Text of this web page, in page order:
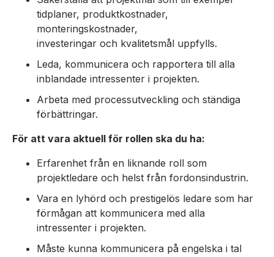
tidplaner, produktkostnader,
monteringskostnader,
investeringar och kvalitetsmål uppfylls.
Leda, kommunicera och rapportera till alla
inblandade intressenter i projekten.
Arbeta med processutveckling och ständiga
förbättringar.
För att vara aktuell för rollen ska du ha:
Erfarenhet från en liknande roll som
projektledare och helst från fordonsindustrin.
Vara en lyhörd och prestigelös ledare som har
förmågan att kommunicera med alla
intressenter i projekten.
Måste kunna kommunicera på engelska i tal